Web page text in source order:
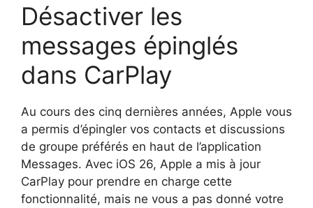
Désactiver les
messages épinglés
dans CarPlay
Au cours des cinq dernières années, Apple vous
a permis d’épingler vos contacts et discussions
de groupe préférés en haut de l’application
Messages. Avec iOS 26, Apple a mis à jour
CarPlay pour prendre en charge cette
fonctionnalité, mais ne vous a pas donné votre